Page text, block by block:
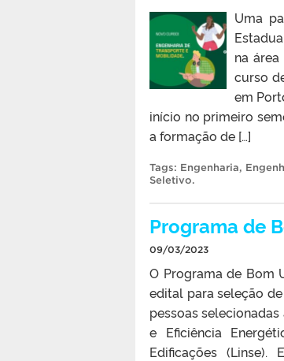
Uma
na
curso
em
início no primeiro
a formação de […]
Tags: Engenharia,
Seletivo.
Programa de
09/03/2023
O Programa de Bom
edital para seleção
pessoas
e Eficiência
Edificações